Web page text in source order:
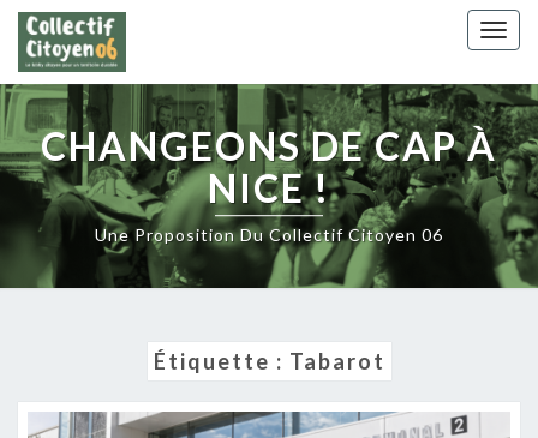
Skip
content
CHANGEONS DE CAP À
NICE !
Une Proposition Du Collectif Citoyen 06
Étiquette : Tabarot